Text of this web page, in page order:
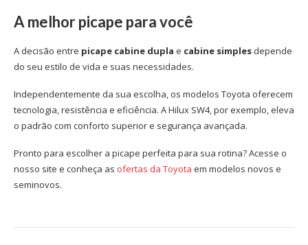
A melhor picape para você
A decisão entre picape cabine dupla e cabine simples depende
do seu estilo de vida e suas necessidades.
Independentemente da sua escolha, os modelos Toyota oferecem
tecnologia, resistência e eficiência. A Hilux SW4, por exemplo, eleva
o padrão com conforto superior e segurança avançada.
Pronto para escolher a picape perfeita para sua rotina? Acesse o
nosso site e conheça as ofertas da Toyota em modelos novos e
seminovos.